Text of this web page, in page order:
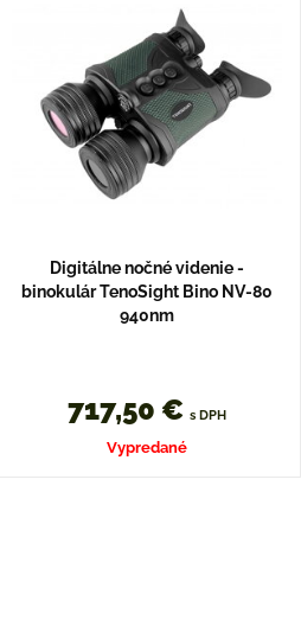
Digitálne nočné videnie -
binokulár TenoSight Bino NV-80
940nm
717,50 €s DPH
Vypredané